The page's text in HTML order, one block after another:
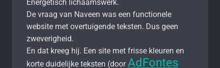
Energetisch lichaamswerk.
De vraag van Naveen was een functionele
website met overtuigende teksten. Dus geen
zweverigheid.
En dat kreeg hij. Een site met frisse kleuren en
korte duidelijke teksten (doorAdFontes